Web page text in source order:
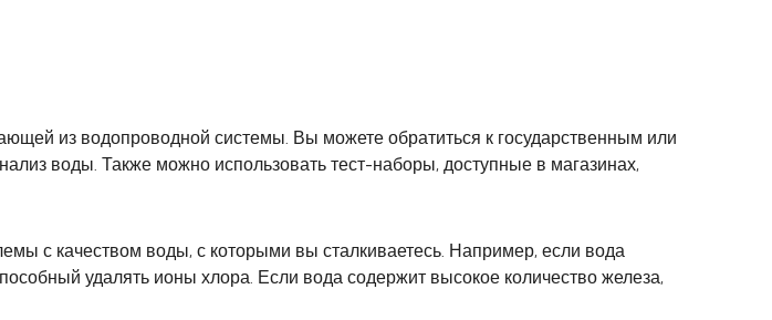
из водопроводной системы. Вы можете обратиться к государственным или
воды. Также можно использовать тест-наборы, доступные в магазинах,
с качеством воды, с которыми вы сталкиваетесь. Например, если вода
удалять ионы хлора. Если вода содержит высокое количество железа,